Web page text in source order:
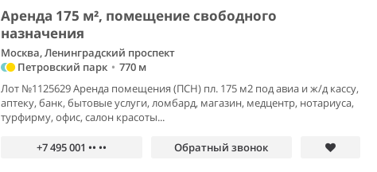
Аренда 175 м², помещение свободного
назначения
Москва, Ленинградский проспект
Петровский парк • 770 м
Лот №1125629 Аренда помещения (ПСН) пл. 175 м2 под авиа и ж/д кассу,
аптеку, банк, бытовые услуги, ломбард, магазин, медцентр, нотариуса,
турфирму, офис, салон красоты...
+7 495 001 •• •• Обратный звонок